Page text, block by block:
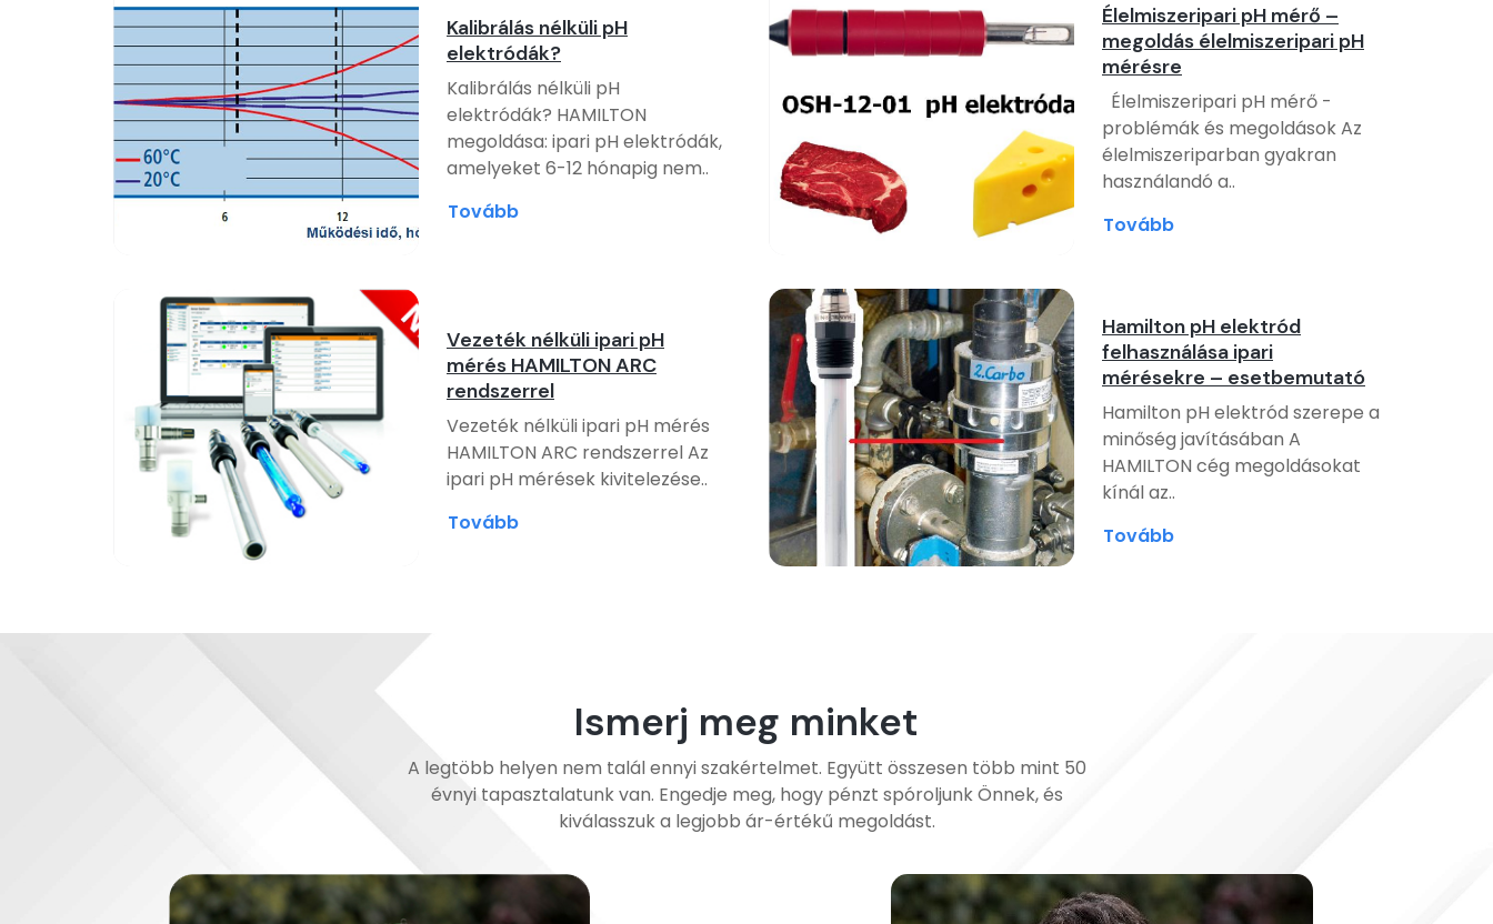
Kalibrálás nélküli pH
elektródák?
Kalibrálás nélküli pH
elektródák? HAMILTON
megoldása: ipari pH elektródák,
amelyeket 6-12 hónapig nem..
Tovább
Élelmiszeripari pH mérő –
megoldás élelmiszeripari pH
mérésre
Élelmiszeripari pH mérő -
problémák és megoldások Az
élelmiszeriparban gyakran
használandó a..
Tovább
Vezeték nélküli ipari pH
mérés HAMILTON ARC
rendszerrel
Vezeték nélküli ipari pH mérés
HAMILTON ARC rendszerrel Az
ipari pH mérések kivitelezése..
Tovább
Hamilton pH elektród
felhasználása ipari
mérésekre – esetbemutató
Hamilton pH elektród szerepe a
minőség javításában A
HAMILTON cég megoldásokat
kínál az..
Tovább
Ismerj meg minket
A legtöbb helyen nem talál ennyi szakértelmet. Együtt összesen több mint 50
évnyi tapasztalatunk van. Engedje meg, hogy pénzt spóroljunk Önnek, és
kiválasszuk a legjobb ár-értékű megoldást.